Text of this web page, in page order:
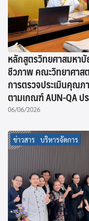
หลักสูตรวิทยศาสมห
ชีวภาพ คณะวิทยาศาส
การตรวจประเมินคุณ
ตามเกณฑ์ AUN-QA
06/06/2026
ข่าวสาร บริหารจัดการ